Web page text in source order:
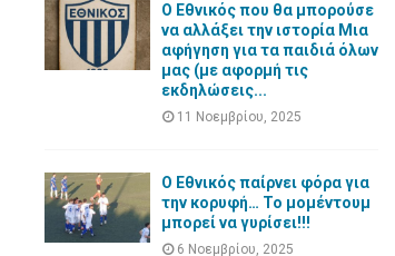
Ο Εθνικός που θα μπορούσε
να αλλάξει την ιστορία Μια
αφήγηση για τα παιδιά όλων
μας (με αφορμή τις
εκδηλώσεις...
11 Νοεμβρίου, 2025
Ο Εθνικός παίρνει φόρα για
την κορυφή… Το μομέντουμ
μπορεί να γυρίσει!!!
6 Νοεμβρίου, 2025